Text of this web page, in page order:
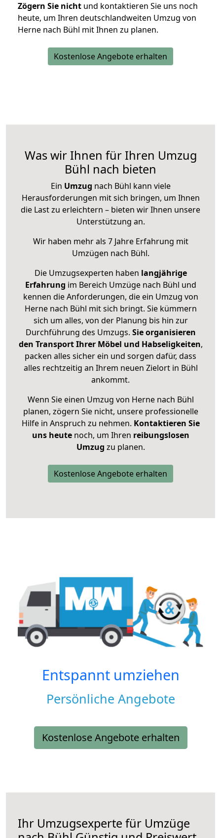
Zögern Sie nicht und kontaktieren Sie uns noch
heute, um Ihren deutschlandweiten Umzug von
Herne nach Bühl mit Ihnen zu planen.
Kostenlose Angebote erhalten
Was wir Ihnen für Ihren Umzug
Bühl nach bieten
Ein Umzug nach Bühl kann viele
Herausforderungen mit sich bringen, um Ihnen
die Last zu erleichtern – bieten wir Ihnen unsere
Unterstützung an.
Wir haben mehr als 7 Jahre Erfahrung mit
Umzügen nach Bühl.
Die Umzugsexperten haben langjährige
Erfahrung im Bereich Umzüge nach Bühl und
kennen die Anforderungen, die ein Umzug von
Herne nach Bühl mit sich bringt. Sie kümmern
sich um alles, von der Planung bis hin zur
Durchführung des Umzugs. Sie organisieren
den Transport Ihrer Möbel und Habseligkeiten,
packen alles sicher ein und sorgen dafür, dass
alles rechtzeitig an Ihrem neuen Zielort in Bühl
ankommt.
Wenn Sie einen Umzug von Herne nach Bühl
planen, zögern Sie nicht, unsere professionelle
Hilfe in Anspruch zu nehmen. Kontaktieren Sie
uns heutenoch, um Ihren reibungslosen
Umzug zu planen.
Kostenlose Angebote erhalten
Entspannt umziehen
Persönliche Angebote
Kostenlose Angebote erhalten
Ihr Umzugsexperte für Umzüge